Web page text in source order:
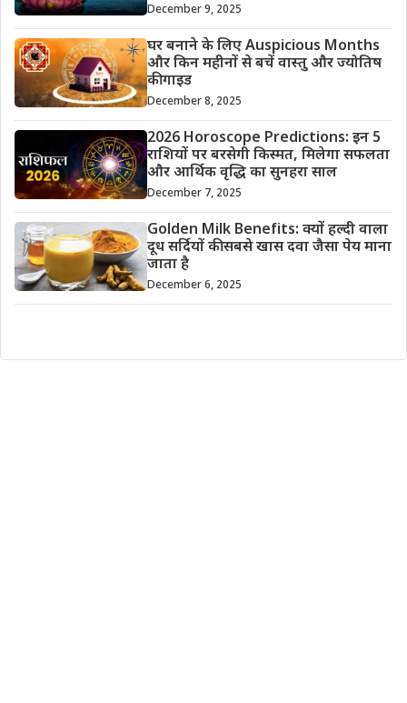
December 9, 2025
घर बनाने के लिए Auspicious Months
और किन महीनों से बचें वास्तु और ज्योतिष
की गाइड
December 8, 2025
2026 Horoscope Predictions: इन 5
राशियों पर बरसेगी किस्मत, मिलेगा सफलता
और आर्थिक वृद्धि का सुनहरा साल
December 7, 2025
Golden Milk Benefits: क्यों हल्दी वाला
दूध सर्दियों की सबसे खास दवा जैसा पेय माना
जाता है
December 6, 2025